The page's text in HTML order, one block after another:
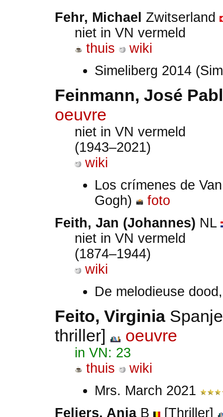
Fehr, Michael Zwitserland
niet in VN vermeld
thuis
wiki
Simeliberg 2014
Feinmann, José
oeuvre
niet in VN vermeld
(1943–2021)
wiki
Los crímenes de
Gogh)
foto
Feith, Jan (Johannes) NL
niet in VN vermeld
(1874–1944)
wiki
De melodieuse
Feito, Virginia
thriller]
oeuvre
in VN: 23
thuis
wiki
Mrs. March 2021
Feliers, AnjaB
[Thriller]